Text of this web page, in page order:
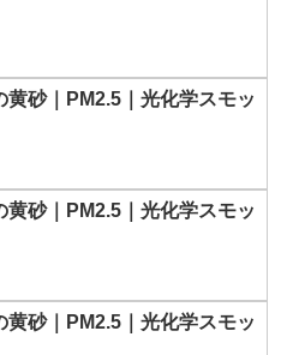
黄砂｜PM2.5｜光化学スモッ
黄砂｜PM2.5｜光化学スモッ
黄砂｜PM2.5｜光化学スモッ